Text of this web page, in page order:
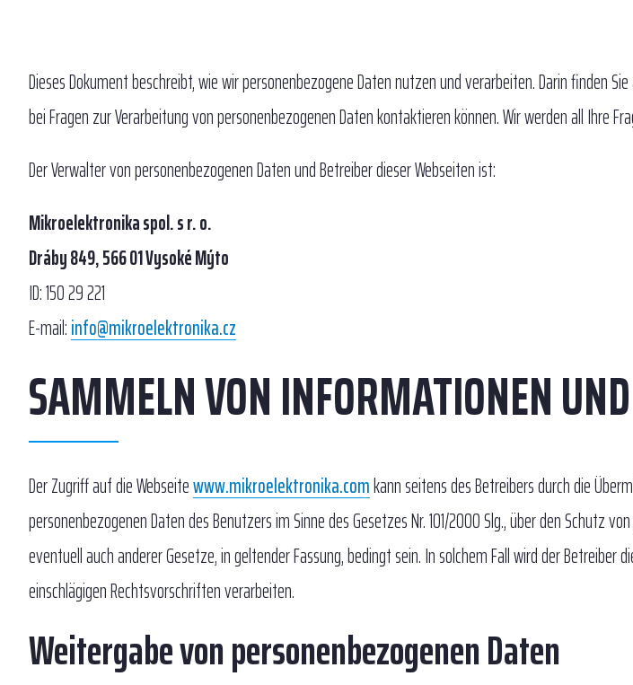
Dieses Dokument beschreibt, wie wir personenbezogene Daten nutzen und verarbeiten. Darin finden
bei Fragen zur Verarbeitung von personenbezogenen Daten kontaktieren können. Wir werden all Ihre
Der Verwalter von personenbezogenen Daten und Betreiber dieser Webseiten ist:
Mikroelektronika spol. s r. o.
Dráby 849, 566 01 Vysoké Mýto
ID: 150 29 221
E-mail:info@mikroelektronika.cz
SAMMELN VON INFORMATIONEN
Der Zugriff auf die Webseitewww.mikroelektronika.comkann seitens des Betreibers durch die
personenbezogenen Daten des Benutzers im Sinne des Gesetzes Nr. 101/2000 Slg., über den Schutz
eventuell auch anderer Gesetze, in geltender Fassung, bedingt sein. In solchem Fall wird der Betreiber
einschlägigen Rechtsvorschriften verarbeiten.
Weitergabe von personenbezogenen Daten